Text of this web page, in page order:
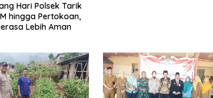
Hari Polsek Tarik
hingga Pertokoan,
Lebih Aman